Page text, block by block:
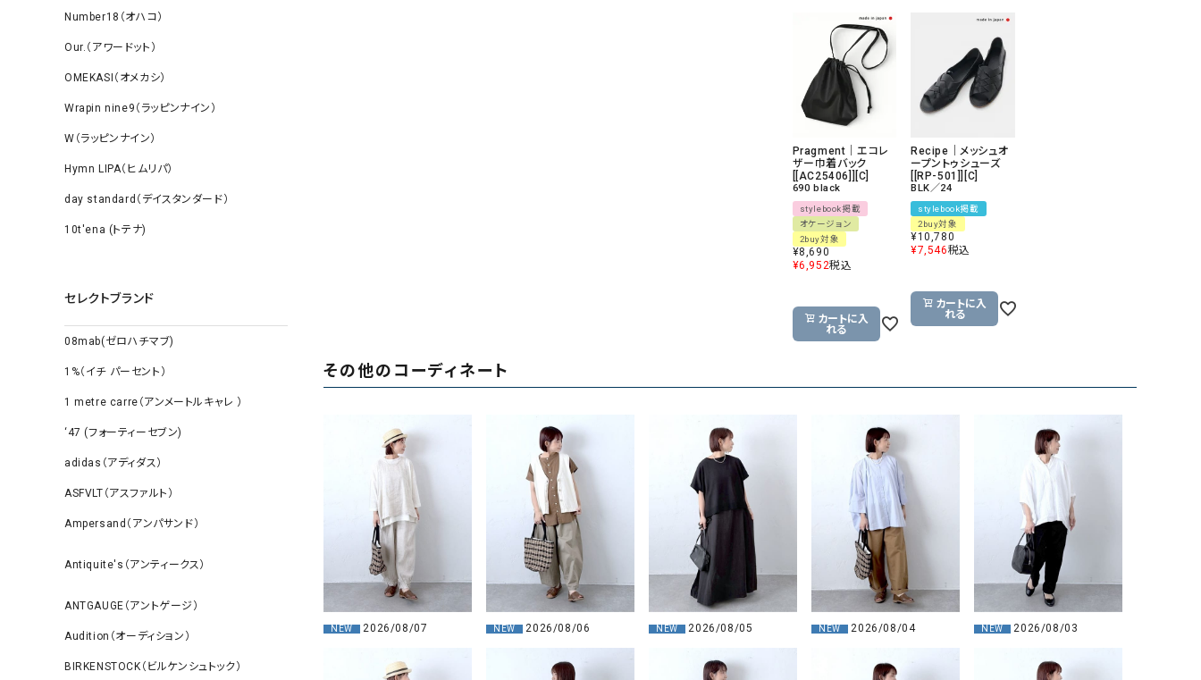
FLAVOR TEE（フレーバーティー）
GO TO HOLLYWOOD（ゴートゥーハリウ
ッド）
G-STAR RAW（ジースターロウ）
GAIMO（ガイモ）
GRAMICCI（グラミチ）
（ｇ） （グラム）
HUNTER（ハンター）
ICHI（イチ）
Number18（オハコ）
Our.（アワードット）
OMEKASI（オメカシ）
Wrapin nine9（ラッピンナイン）
W（ラッピンナイン）
Hymn LIPA（ヒムリパ）
day standard（デイスタンダード）
10t'ena (トテナ)
セレクトブランド
08mab(ゼロハチマブ)
1%（イチ パーセント）
1 metre carre（アンメートルキャレ ）
‘47 (フォーティーセブン)
adidas（アディダス）
ASFVLT（アスファルト）
Ampersand（アンパサンド）
Antiquite's（アンティークス）
ANTGAUGE（アントゲージ）
Audition（オーディション）
BIRKENSTOCK（ビルケンシュトック）
Pragment｜エコレ
ザー巾着バック
[[AC25406]][C]
690 black
stylebook掲載
オケージョン
2buy対象
¥8,690
¥6,952税込
カートに入
れる
Recipe｜メッシュオ
ープントゥシューズ
[[RP-501]][C]
BLK／24
stylebook掲載
2buy対象
¥10,780
¥7,546税込
カートに入
れる
その他のコーディネート
NEW 2026/08/07 NEW 2026/08/06 NEW 2026/08/05 NEW 2026/08/04 NEW 2026/08/03